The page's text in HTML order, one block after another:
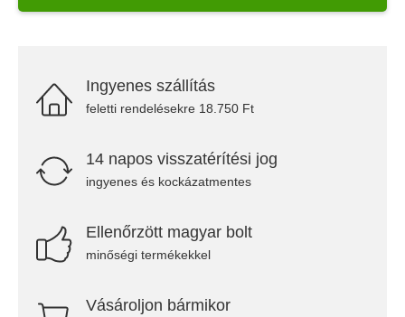
Ingyenes szállítás
feletti rendelésekre 18.750 Ft
14 napos visszatérítési jog
ingyenes és kockázatmentes
Ellenőrzött magyar bolt
minőségi termékekkel
Vásároljon bármikor